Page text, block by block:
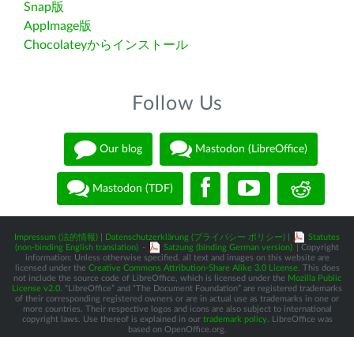
Snap版
AppImage版
Chocolateyからインストール
Follow Us
Our blog Mastodon (LibreOffice)
Mastodon (TDF)
Impressum (法的情報) Datenschutzerklärung (プライバシー ポリシー)
Statutes
(non-binding English translation) - Satzung (binding German version)
| Copyright
information: Unless otherwise specified, all text and images on this website are
licensed under the Creative Commons Attribution-Share Alike 3.0 License. This does
not include the source code of LibreOffice, which is licensed under the Mozilla Public
License v2.0 . “LibreOffice” and “The Document Foundation” are registered trademarks
of their corresponding registered owners or are in actual use as trademarks in one or
more countries. Their respective logos and icons are also subject to international
copyright laws. Use thereof is explained in our trademark policy. LibreOffice was
based on OpenOffice.org.